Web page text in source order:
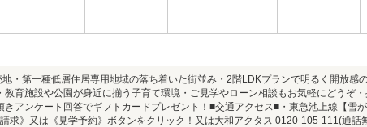
・第一種低層住居専用地域の落ち着いた街並み・2階LDKプランで明るく開放感
育施設や公園が身近に揃う子育て環境・ご見学やローン相談もお気軽にどうぞ
アンケート回答でギフトカードプレゼント！■交通アクセス■・東急池上線【雪
求》又は《見学予約》ボタンをクリック！又は大和アクタス 0120-105-111(通話